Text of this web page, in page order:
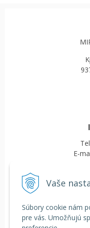
Vaše
Súbory cookie nám
pre vás. Umožňujú
E-